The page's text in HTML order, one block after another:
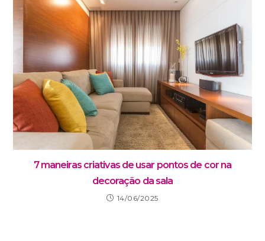
7 maneiras criativas de usar pontos de cor na
decoração da sala
14/06/2025